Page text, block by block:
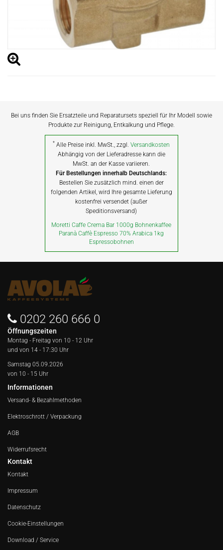
Bei uns finden Sie Ersatzteile und Reparatursets speziell für Ihr Modell sowie
Produkte zur Reinigung, Entkalkung und Pflege.
* Alle Preise inkl. MwSt., zzgl.Versandkosten
Abhängig von der Lieferadresse kann die
MwSt. an der Kasse variieren.
Für Bestellungen innerhalb Deutschlands:
Bestellen Sie zusätzlich mind. einen der
folgenden Artikel, wird Ihre gesamte Lieferung
kostenfrei versendet (außer
Speditionsversand)
Moretti Caffe Crema Bar 1000g Bohnenkaffee
Paranà Caffè Espresso 70% Arabica 1kg
Espressobohnen
0202 260 666 0
Öffnungszeiten
Montag - Freitag von 10 - 12 Uhr
und von 14 - 17:30 Uhr
Samstag 05.09.2026
von 10 - 15 Uhr
Informationen
Versand- & Bezahlmethoden
Elektroschrott / Verpackung
AGB
Widerrufsrecht
Kontakt
Kontakt
Impressum
Datenschutz
Cookie-Einstellungen
Download / Service